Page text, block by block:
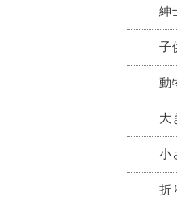
紳
子
動
大
小
折